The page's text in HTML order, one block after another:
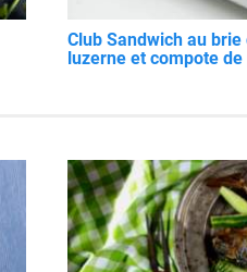
Club Sandwich au
luzerne et compote